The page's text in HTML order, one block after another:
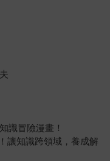
識冒險漫畫！
讓知識跨領域，養成解